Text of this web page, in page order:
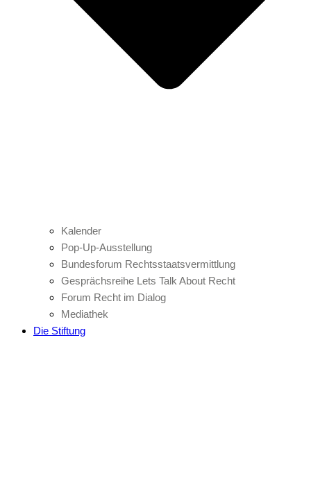
Kalender
Pop-Up-Ausstellung
Bundesforum Rechtsstaatsvermittlung
Gesprächsreihe Lets Talk About Recht
Forum Recht im Dialog
Mediathek
Die Stiftung